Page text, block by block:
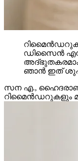
ഡിസൈൻ
ഞാൻ ഇത്
സന എ.,
റിമൈൻഡറുകളും